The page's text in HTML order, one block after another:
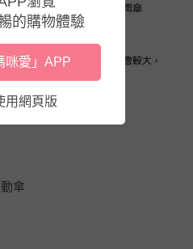
傘
的購物體驗
咪愛」APP
用網頁版